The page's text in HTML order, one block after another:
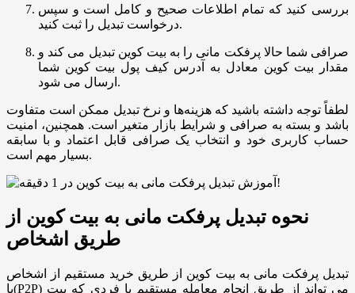
بررسی کنید که تمام اطلاعات صحیح و کامل است و سپس
درخواست تبدیل را ثبت کنید.
صرافی شما حالا پرفکت مانی را به بیت کوین تبدیل می‌ کند و
مقدار بیت کوین معادل به آدرس کیف پول بیت کوین شما
ارسال می ‌شود.
لطفاً توجه داشته باشید که هزینه‌ها و نرخ تبدیل ممکن است متفاوت
باشد و بسته به صرافی و شرایط بازار متغیر است. همچنین، امنیت
حساب کاربری خود و انتخاب یک صرافی قابل اعتماد و با سابقه
بسیار مهم است.
نحوه تبدیل پرفکت مانی به بیت کوین از
طریق اشخاص
تبدیل پرفکت مانی به بیت کوین از طریق خرید مستقیم از اشخاص
یا(P2P) می ‌تواند از طریق انجام معامله مستقیم با فردی که بیت